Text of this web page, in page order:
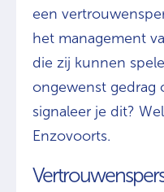
een
het management
die zij kunnen
ongewenst gedrag
signaleer je dit?
Enzovoorts.